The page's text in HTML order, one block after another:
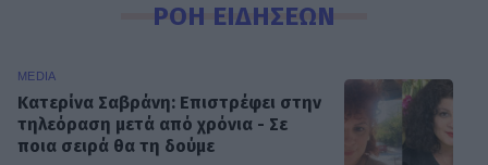
ΡΟΗ ΕΙΔΗΣΕΩΝ
MEDIA
Κατερίνα Σαβράνη: Επιστρέφει στην
τηλεόραση μετά από χρόνια - Σε
ποια σειρά θα τη δούμε